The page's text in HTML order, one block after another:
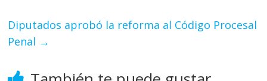
Diputados aprobó la reforma al Código Procesal
Penal →